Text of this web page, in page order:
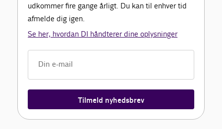
udkommer fire gange årligt. Du kan til enhver tid
afmelde dig igen.
Se her, hvordan DI håndterer dine oplysninger
Tilmeld nyhedsbrev